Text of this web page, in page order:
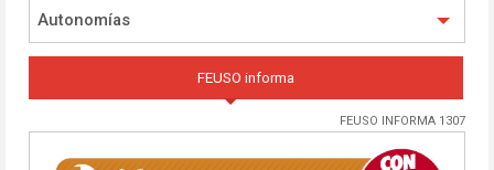
Autonomías
FEUSO informa
FEUSO INFORMA 1307